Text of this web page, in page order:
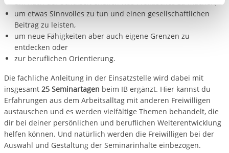
aufgerufenen und somit gewünschten Website-
Funktionen sind. Diese Cookies setzen wir aufgrund
berechtigter Interessen und daher unabhängig von einer
Einwilligung.
um nach der Schulzeit endlich was Praktisches zu machen,
um etwas Sinnvolles zu tun und einen gesellschaftlichen
Beitrag zu leisten,
um neue Fähigkeiten aber auch eigene Grenzen zu
entdecken oder
zur beruflichen Orientierung.
Die fachliche Anleitung in der Einsatzstelle wird dabei mit
insgesamt 25 Seminartagen beim IB ergänzt. Hier kannst du
Erfahrungen aus dem Arbeitsalltag mit anderen Freiwilligen
austauschen und es werden vielfältige Themen behandelt, die
dir bei deiner persönlichen und beruflichen Weiterentwicklung
helfen können. Und natürlich werden die Freiwilligen bei der
Auswahl und Gestaltung der Seminarinhalte einbezogen.